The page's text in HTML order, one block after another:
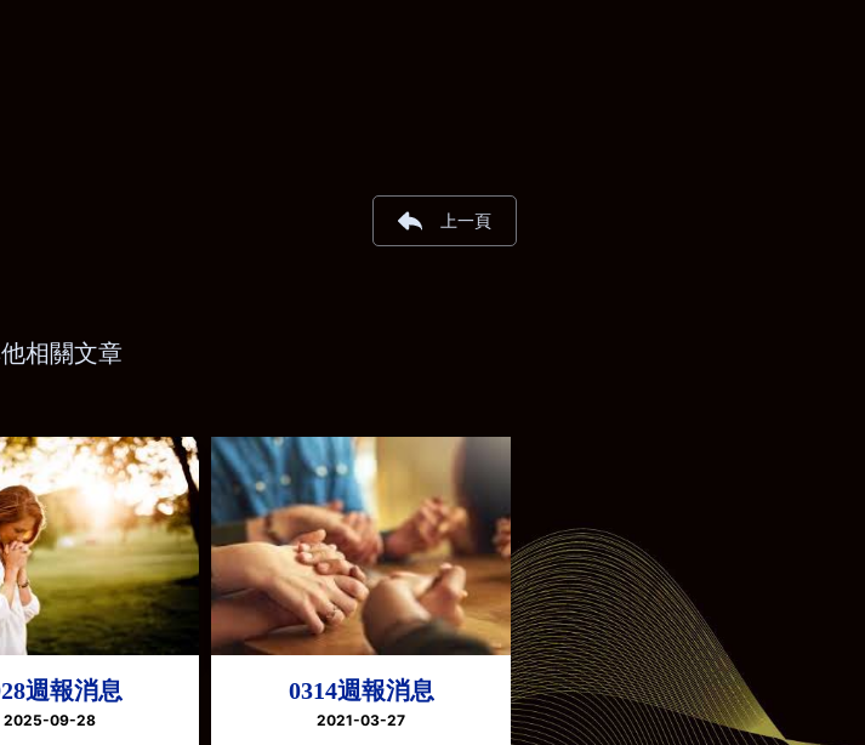
上一頁
相關文章
週報消息
2025-09-28
0314週報消息
2021-03-27